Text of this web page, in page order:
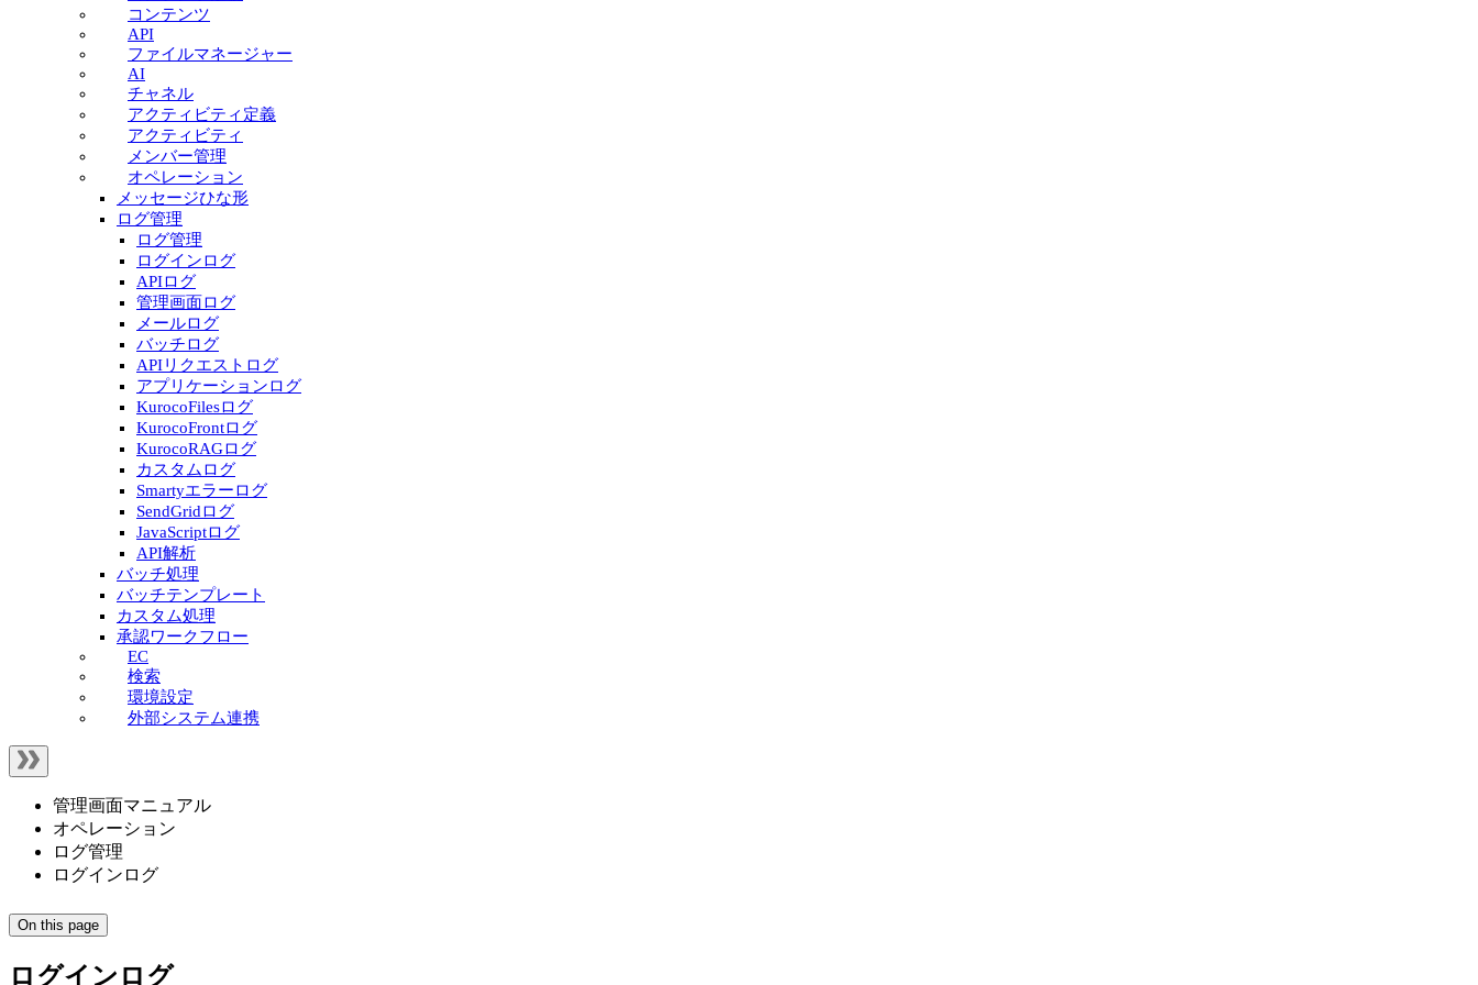
コンテンツ
API
ファイルマネージャー
AI
チャネル
アクティビティ定義
アクティビティ
メンバー管理
オペレーション
メッセージひな形
ログ管理
ログ管理
ログインログ
APIログ
管理画面ログ
メールログ
バッチログ
APIリクエストログ
アプリケーションログ
KurocoFilesログ
KurocoFrontログ
KurocoRAGログ
カスタムログ
Smartyエラーログ
SendGridログ
JavaScriptログ
API解析
バッチ処理
バッチテンプレート
カスタム処理
承認ワークフロー
EC
検索
環境設定
外部システム連携
管理画面マニュアル
オペレーション
ログ管理
ログインログ
On this page
ログインログ